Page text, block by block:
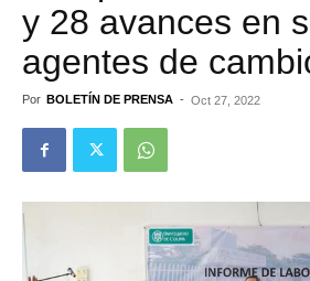
y 28 avances en
agentes de
Por BOLETÍN DE PRENSA - Oct 27, 2022